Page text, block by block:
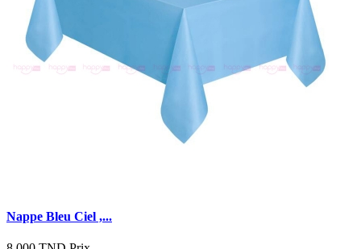
Nappe Bleu Ciel ,...